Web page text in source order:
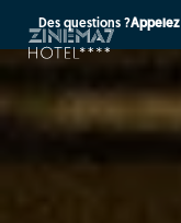
Des questions ?Appelez